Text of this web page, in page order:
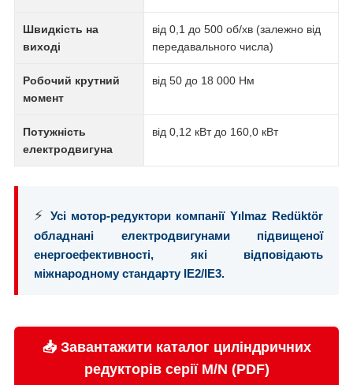
Швидкість на
виході
від 0,1 до 500 об/хв (залежно від
передавального числа)
Робочий крутний
момент
від 50 до 18 000 Нм
Потужність
електродвигуна
від 0,12 кВт до 160,0 кВт
⚡ Усі мотор-редуктори компанії Yılmaz Redüktör
обладнані електродвигунами підвищеної
енергоефективності, які відповідають
міжнародному стандарту IE2/IE3.
📥 Завантажити каталог циліндричних
редукторів серії M/N (PDF)